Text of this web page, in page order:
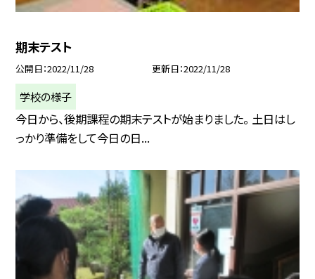
期末テスト
公開日 2022/11/28 更新日 2022/11/28
学校の様子
今日から、後期課程の期末テストが始まりました。 土日はし
っかり準備をして今日の日...